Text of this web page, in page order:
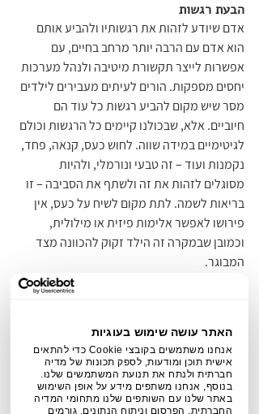
האתר עושה שימוש בעוגיות
אנחנו משתמשים בקובצי Cookie כדי להתאים
אישית תוכן ומודעות, לספק תכונות של מדיה
חברתית ולנתח את תנועת המשתמשים שלנו.
בנוסף, אנחנו משתפים מידע על אופן השימוש
באתר שלנו עם השותפים שלנו מתחומי המדיה
החברתית, הפרסום וניתוח הנתונים. גורמים
הבעת רגשות
אדם שיודע לזהות את רגשותיו ולהביע אותם
הוא אדם עם הרבה יותר מרחב בחיים, עם
אפשרות לייצר תקשורת מיטיבה ולנהל מערכות
יחסים מספקות. הורים לעיתים מעבירים לילדים
מסר שיש מקום להביע רגשות כל עוד הם
חיוביים. אלא, שבכולנו קיימים כל הרגשות וכולם
לגיטימיים במידה שווה. לחוש כעס, קנאה, פחד,
נקמנות ועוד – זה טבעי ונורמלי, ולהיות
מסוגלים לזהות את זה ולשתף את הסביבה – זו
בריאות לשמה. לתת מקום לשיח על כעס, אין
פירושו לאפשר אלימות פיזית או מילולית,
וכמובן שבמקרה זה הילד זקוק להכוונה מצד
המבוגר.
מבלי שזה יאיים על הוריהם- מרגישים פחות
לבד, מעוררים יותר אמפתיה והתחשבות מצד
הסביבה ומאפשרים דיאלוג ערכי על דברים
חשובים בחיים במקרה שמתעוררים צרכים